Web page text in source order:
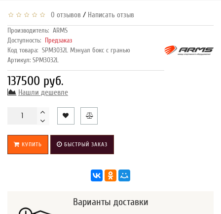
0 отзывов / Написать отзыв
Производитель: ARMS
Доступность: Предзаказ
Код товара: SPM3032L Мэнуал бокс с гранью
Артикул: SPM3032L
137500 руб.
Нашли дешевле
КУПИТЬ БЫСТРЫЙ ЗАКАЗ
Варианты доставки